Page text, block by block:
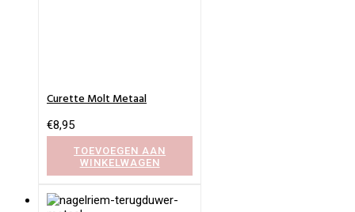
Curette Molt Metaal
€8,95
TOEVOEGEN AAN
WINKELWAGEN